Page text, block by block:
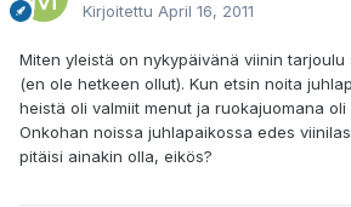
Kirjoitettu April 16, 2011
Miten yleistä on nykypäivänä viinin tarjoulu
(en ole hetkeen ollut). Kun etsin noita
heistä oli valmiit menut ja ruokajuomana
Onkohan noissa juhlapaikossa edes
pitäisi ainakin olla, eikös?